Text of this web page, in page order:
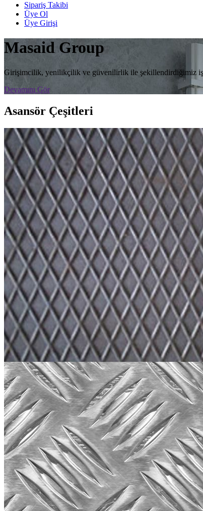
Sipariş Takibi
Üye Ol
Üye Girişi
Masaid Group
Girişimcilik, yenilikçilik ve güvenilirlik ile şekillendirdiğimiz iş
Devamını Gör
Asansör Çeşitleri